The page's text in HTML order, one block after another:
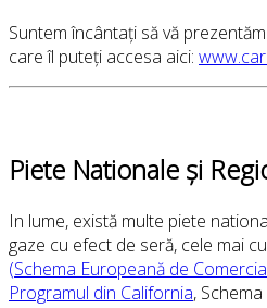
Suntem încântați să vă
care îl puteți accesa aici:
Piete Nationale și
In lume, există multe piete
gaze cu efect de seră, cele mai
(Schema Europeană de
Programul din California,